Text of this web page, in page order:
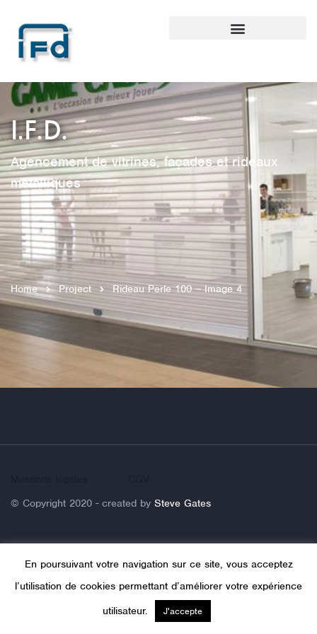
I.F.D.
Agencement de vitrines, façades et rideaux
métalliques
Home Project Rideau Perle 100 – Image 4
© Copyright 2020 - created by Steve Gates
En poursuivant votre navigation sur ce site, vous acceptez
l’utilisation de cookies permettant d’améliorer votre expérience
utilisateur.
J'accepte